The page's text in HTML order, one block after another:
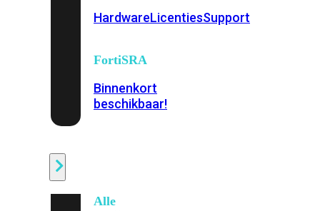
HardwareLicentiesSupport
FortiSRA
Binnenkort
beschikbaar!
Alle